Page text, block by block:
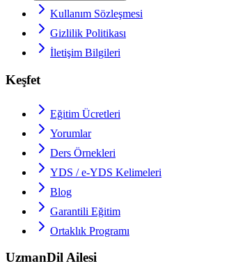
Kullanım Sözleşmesi
Gizlilik Politikası
İletişim Bilgileri
Keşfet
Eğitim Ücretleri
Yorumlar
Ders Örnekleri
YDS / e-YDS Kelimeleri
Blog
Garantili Eğitim
Ortaklık Programı
UzmanDil Ailesi